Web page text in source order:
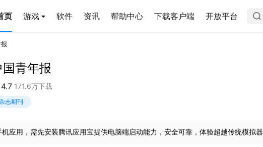
页 游戏 软件 资讯 帮助中心 下载客户端 开放平台
国青年报
4.7 171.6万下载
志期刊
机应用，需先安装腾讯应用宝提供电脑端启动能力，安全可靠，体验超越传统模拟器